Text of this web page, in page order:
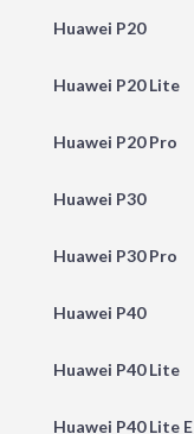
Huawei P20
Huawei P20 Lite
Huawei P20 Pro
Huawei P30
Huawei P30 Pro
Huawei P40
Huawei P40 Lite
Huawei P40 Lite E